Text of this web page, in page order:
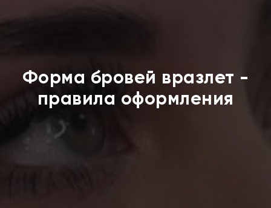
Форма бровей вразлет -
правила оформления